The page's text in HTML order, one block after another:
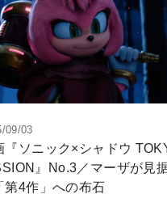
09/03
『ソニック×シャドウ
』No.3／マーザが見
第4作」への布石